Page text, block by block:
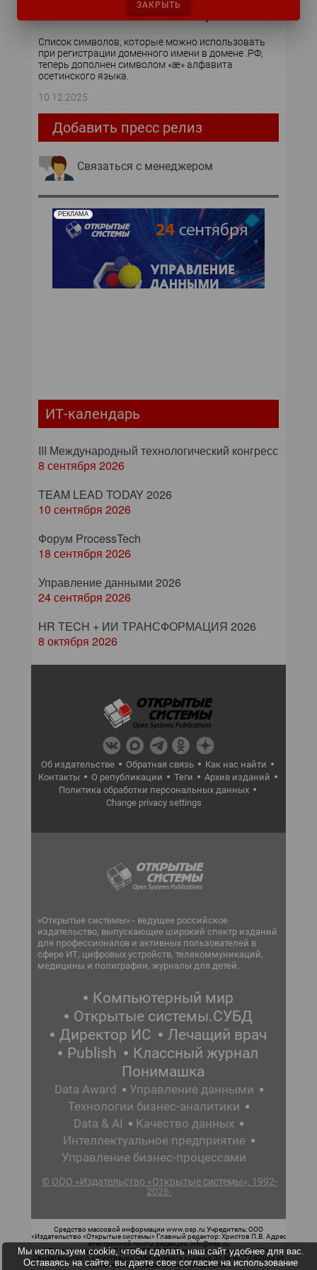
символ «ӕ» осетинского алфавита
Список символов, которые можно использовать
при регистрации доменного имени в домене .РФ,
теперь дополнен символом «ӕ» алфавита
осетинского языка.
10.12.2025
Добавить пресс релиз
Связаться с менеджером
РЕКЛАМА
ИТ-календарь
III Международный технологический конгресс
8 сентября 2026
TEAM LEAD TODAY 2026
10 сентября 2026
Форум ProcessTech
18 сентября 2026
Управление данными 2026
24 сентября 2026
HR TECH + ИИ ТРАНСФОРМАЦИЯ 2026
8 октября 2026
Об издательстве Обратная связь
Как нас найти
Контакты
О републикации Теги
Архив изданий
Политика обработки персональных данных
Change privacy settings
«Открытые системы» - ведущее российское
издательство, выпускающее широкий спектр изданий
для профессионалов и активных пользователей в
сфере ИТ, цифровых устройств, телекоммуникаций,
медицины и полиграфии, журналы для детей.
Компьютерный мир
Открытые системы.СУБД
Директор ИС
Лечащий врач
Publish
Классный журнал
Понимашка
Data Award
Управление данными
Технологии бизнес-аналитики
Data & AI
Качество данных
Интеллектуальное предприятие
Управление бизнес-процессами
© ООО «Издательство «Открытые системы», 1992-
2026.
Средство массовой информации www.osp.ru Учредитель: ООО
«Издательство «Открытые системы» Главный редактор: Христов П.В. Адрес
электронной почты редакции: info@osp.ru
Телефон редакции: 7 (499) 703-18-54 Возрастная маркировка: 12+
Свидетельство о регистрации СМИ сетевого издания Эл.№ ФС77-62008 от
05 июня 2015 г. выдано Роскомнадзором.
Мы используем cookie, чтобы сделать наш сайт удобнее для вас.
Оставаясь на сайте, вы даете свое согласие на использование
ЗАКРЫТЬ